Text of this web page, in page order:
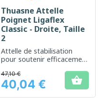
Thuasne Attelle
Poignet Ligaflex
Classic - Droite, Taille
2
Attelle de stabilisation
pour soutenir efficacement
Prix
47,10 €
40,04 € 